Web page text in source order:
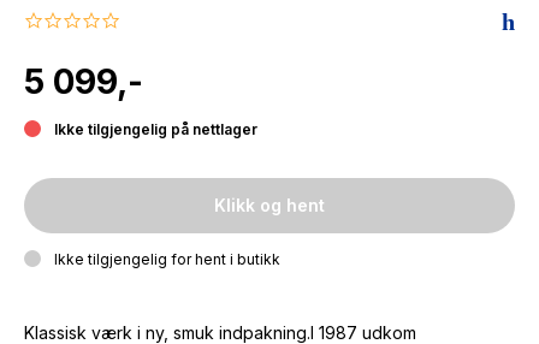
0.0
rating
5 099,-
Ikke tilgjengelig på nettlager
Klikk og hent
Ikke tilgjengelig for hent i butikk
Klassisk værk i ny, smuk indpakning.I 1987 udkom